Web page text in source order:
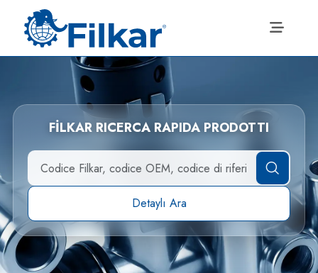
FİLKAR RICERCA RAPIDA PRODOTTI
Detaylı Ara